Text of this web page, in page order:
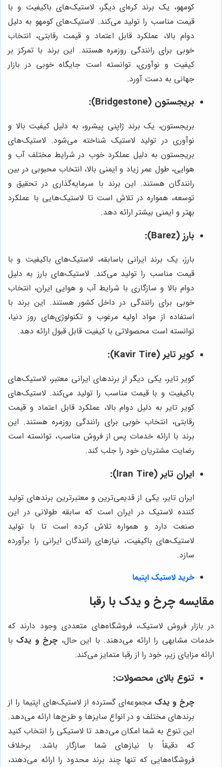
کومهو، یک برند کره‌ای دیگر، لاستیک‌های باکیفیت و با
قیمت مناسب را تولید می‌کند. لاستیک‌های کومهو به دلیل
دوام بالا، عملکرد قابل اعتماد و قیمت رقابتی، انتخاب
خوبی برای رانندگی روزمره هستند. این برند با تمرکز بر
کیفیت و نوآوری، توانسته است جایگاه خوبی در بازار
جهانی به دست آورد.
بریجستون (Bridgestone):
بریجستون، یک برند ژاپنی پیشرو، به دلیل کیفیت بالا و
نوآوری در تولید لاستیک شناخته می‌شود. لاستیک‌های
بریجستون به دلیل عملکرد خوب در شرایط مختلف آب و
هوایی، طول عمر زیاد و ایمنی بالا، انتخاب محبوبی در بین
رانندگان هستند. این برند با سرمایه‌گذاری در تحقیق و
توسعه، همواره در تلاش است تا لاستیک‌هایی با عملکرد
بهتر و ایمنی بیشتر ارائه دهد.
بارز (Barez):
بارز، یک برند ایرانی باسابقه، لاستیک‌های باکیفیت و با
قیمت مناسب را تولید می‌کند. لاستیک‌های بارز به دلیل
دوام بالا و سازگاری با شرایط آب و هوایی ایران، انتخاب
خوبی برای رانندگی در داخل کشور هستند. این برند با
استفاده از مواد اولیه مرغوب و تکنولوژی‌های روز دنیا،
توانسته است محصولاتی با کیفیت قابل قبول ارائه دهد.
کویر تایر (Kavir Tire):
کویر تایر، یکی دیگر از برندهای ایرانی معتبر، لاستیک‌های
باکیفیت و با قیمت مناسب را تولید می‌کند. لاستیک‌های
کویر تایر به دلیل دوام بالا، عملکرد قابل اعتماد و قیمت
رقابتی، انتخاب خوبی برای رانندگی روزمره هستند. این
برند با ارائه خدمات پس از فروش مناسب، توانسته است
رضایت مشتریان خود را جلب کند.
ایران تایر (Iran Tire):
ایران تایر، یکی از قدیمی‌ترین و معتبرترین برندهای تولید
کننده لاستیک در ایران است که سابقه طولانی در این
صنعت دارد و همواره تلاش کرده است تا با تولید
لاستیک‌های باکیفیت، نیازهای رانندگان ایرانی را برآورده
سازد.
خرید لاستیک اپتیما
مقایسه چرخ و یدک با رقبا
در بازار فروش لاستیک، فروشگاه‌های متعددی وجود دارند که
خدمات مشابهی را ارائه می‌دهند. با این حال، چرخ و یدکبا
ارائه مزایای زیر، خود را از رقبا متمایز می‌کند:
تنوع بالای محصولات:
چرخ و یدک مجموعه‌ای گسترده از لاستیک‌های اپتیما را از
برندهای مختلف و در انواع سایزها و طرح‌ها ارائه می‌دهد.
این تنوع به شما امکان می‌دهد تا لاستیکی را انتخاب کنید
که دقیقاً با نیازهای شما سازگار باشد. برخلاف
فروشگاه‌هایی که تنها چند برند محدود را ارائه می‌دهند،